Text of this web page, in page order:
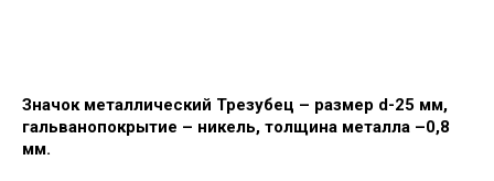
Значок металлический Трезубец – размер d-25 мм,
гальванопокрытие – никель, толщина металла –0,8
мм.